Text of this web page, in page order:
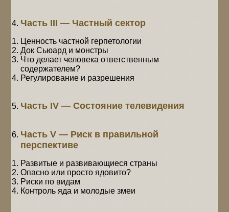
Часть III — Частный сектор
Ценность частной герпетологии
Док Сьюард и монстры
Что делает человека ответственным
содержателем?
Регулирование и разрешения
Часть IV — Состояние телевидения
Часть V — Риск в правильной
перспективе
Развитые и развивающиеся страны
Опасно или просто ядовито?
Риски по видам
Контроль яда и молодые змеи